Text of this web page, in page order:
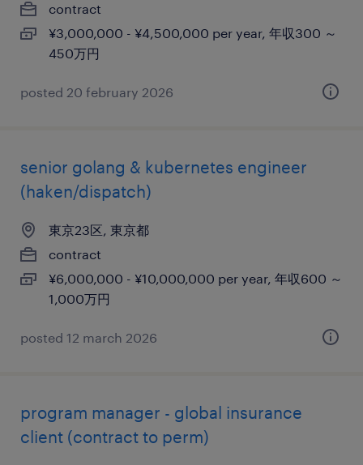
contract
¥3,000,000 - ¥4,500,000 per year, 年収300 ～
450万円
posted 20 february 2026
senior golang & kubernetes engineer
(haken/dispatch)
東京23区, 東京都
contract
¥6,000,000 - ¥10,000,000 per year, 年収600 ～
1,000万円
posted 12 march 2026
program manager - global insurance
client (contract to perm)